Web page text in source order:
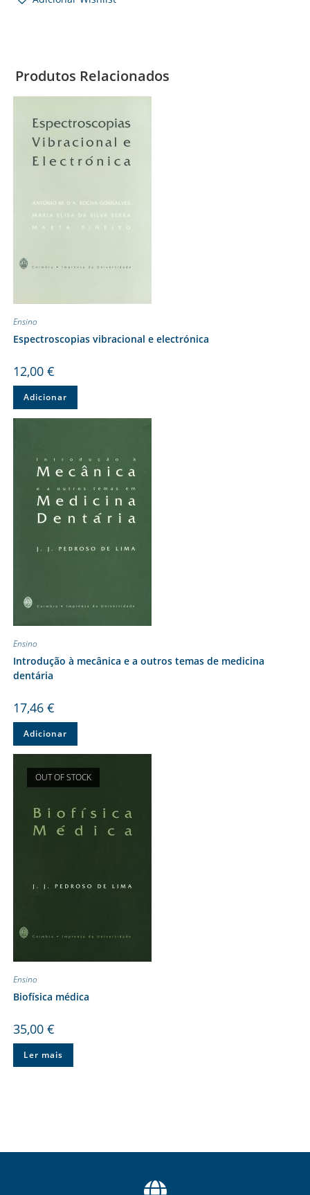
Produtos Relacionados
Ensino
Espectroscopias vibracional e electrónica
12,00 €
Adicionar
Ensino
Introdução à mecânica e a outros temas de medicina
dentária
17,46 €
Adicionar
OUT OF STOCK
Ensino
Biofísica médica
35,00 €
Ler mais